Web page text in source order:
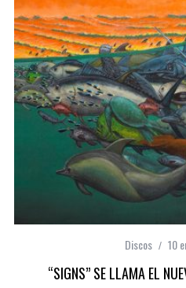
Discos 10
“SIGNS” SE LLAMA EL